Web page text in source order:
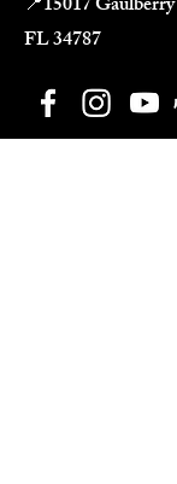
FL 34787​